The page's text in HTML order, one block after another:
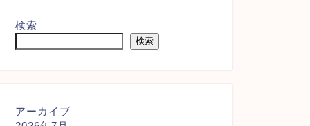
検索
検索
アーカイブ